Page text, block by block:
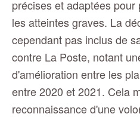
précises et adaptées
les atteintes graves. La
cependant pas inclus de
contre La Poste, notant
d'amélioration entre les
entre 2020 et 2021. Cela
reconnaissance d'une